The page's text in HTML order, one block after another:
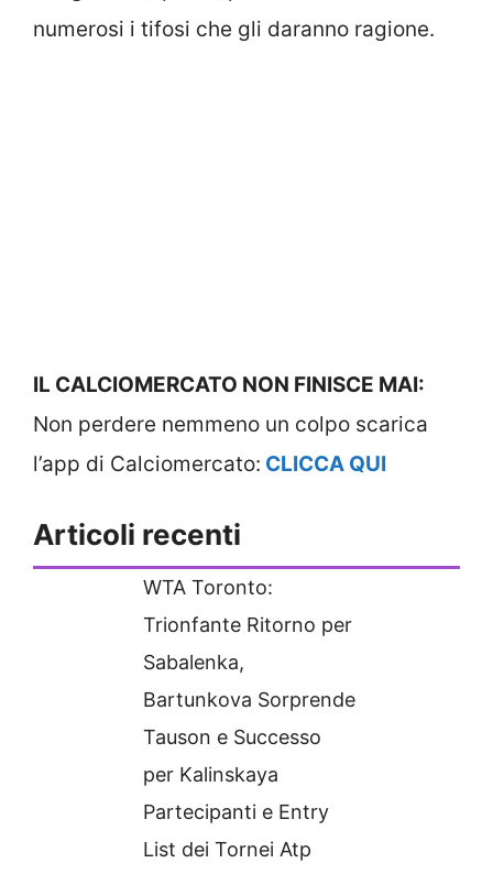
numerosi i tifosi che gli daranno ragione.
IL CALCIOMERCATO NON FINISCE MAI:
Non perdere nemmeno un colpo scarica
l’app di Calciomercato: CLICCA QUI
Articoli recenti
WTA Toronto:
Trionfante Ritorno per
Sabalenka,
Bartunkova Sorprende
Tauson e Successo
per Kalinskaya
Partecipanti e Entry
List dei Tornei Atp